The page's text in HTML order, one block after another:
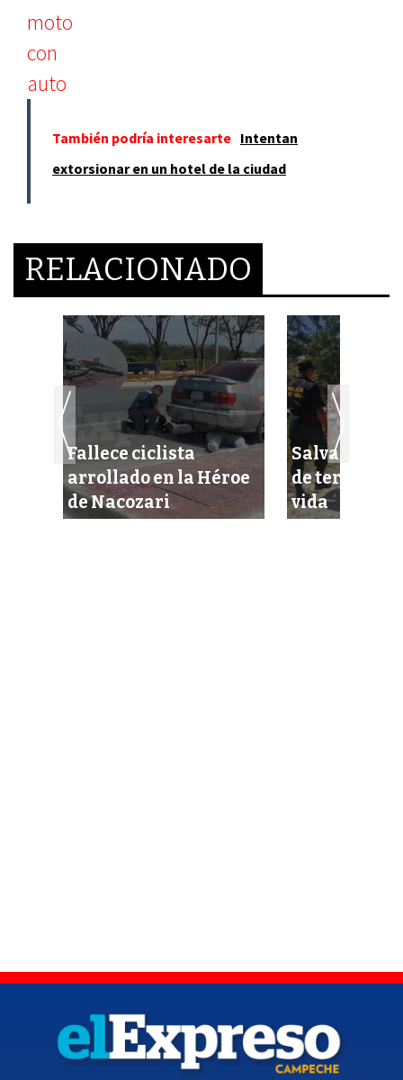
También podría interesarte Intentan
extorsionar en un hotel de la ciudad
RELACIONADO
Fallece ciclista
arrollado en la Héroe
de Nacozari
Salvan a
de terminar
vida